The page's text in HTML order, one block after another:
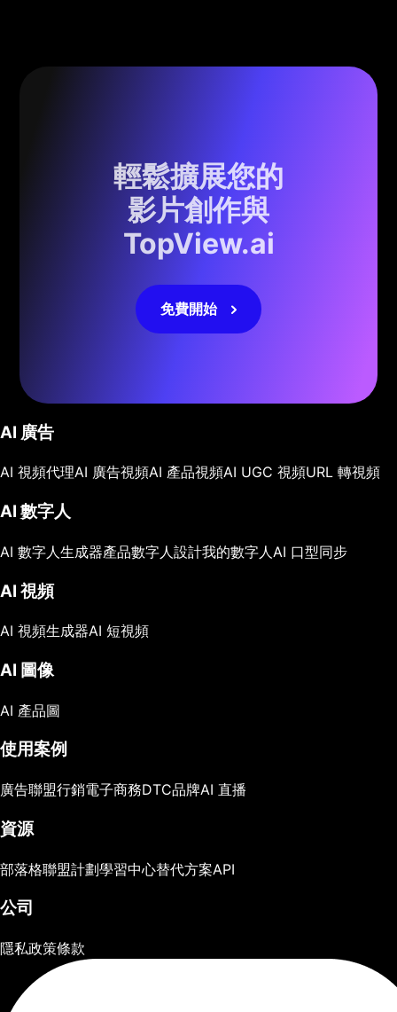
輕鬆擴展您的
影片創作與
TopView.ai
免費開始
AI 廣告
AI 視頻代理AI 廣告視頻AI 產品視頻AI UGC 視頻URL 轉視頻
AI 數字人
AI 數字人生成器產品數字人 設計我的數字人 AI 口型同步
AI 視頻
AI 視頻生成器AI 短視頻
AI 圖像
AI 產品圖
使用案例
廣告聯盟行銷電子商務DTC品牌AI 直播
資源
部落格聯盟計劃學習中心替代方案API
公司
隱私政策條款